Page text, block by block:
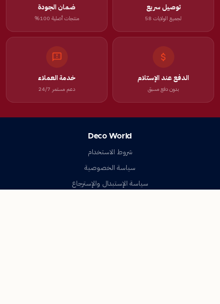
توصيل سريع
لجميع الولايات 58
ضمان الجودة
منتجات أصلية 100%
الدفع عند الإستلام
بدون دفع مسبق
خدمة العملاء
دعم مستمر 24/7
Deco World
شروط الاستخدام
سياسة الخصوصية
سياسة الإستبدال والإسترجاع